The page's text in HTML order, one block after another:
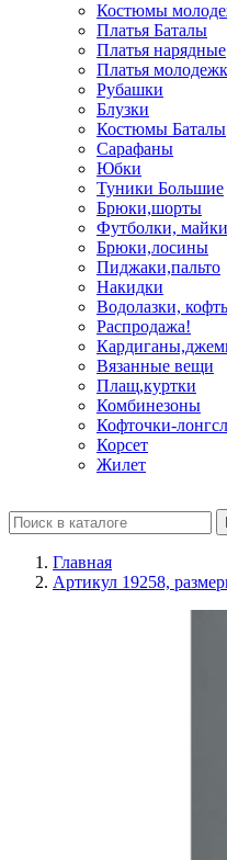
Костюмы
Платья Баталы
Платья нарядные
Платья
Рубашки
Блузки
Костюмы Баталы
Сарафаны
Юбки
Туники Большие
Брюки,шорты
Футболки, майки
Брюки,лосины
Пиджаки,пальто
Накидки
Водолазки,
Распродажа!
Вязанные вещи
Плащ,куртки
Комбинезоны
Кофточки-
Корсет
Жилет
Главная
Артикул 19258,